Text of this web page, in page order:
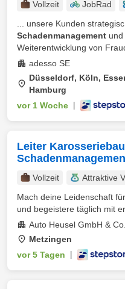
Vollzeit JobRad
... unsere Kunden
Schadenmanagement und
Weiterentwicklung von
adesso SE
Düsseldorf, Köln,
Hamburg
vor 1 Woche
Leiter
Vollzeit
Attraktive
Mach deine Leidenschaft
und begeistere täglich mit
Auto Heusel GmbH &
Metzingen
vor 5 Tagen